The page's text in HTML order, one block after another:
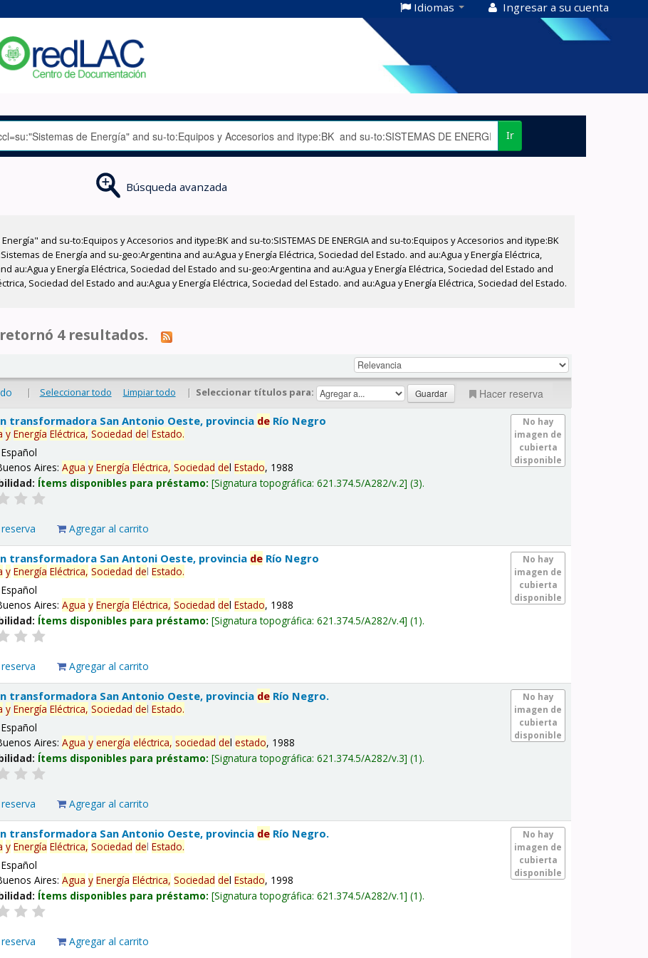
Idiomas Ingresar a su cuenta
Ir
Búsqueda avanzada
and su-to:Equipos y Accesorios and itype:BK and su-to:SISTEMAS DE ENERGIA and su-to:Equipos y Accesorios and itype:BK
de Energía and su-geo:Argentina and au:Agua y Energía Eléctrica, Sociedad del Estado. and au:Agua y Energía Eléctrica,
au:Agua y Energía Eléctrica, Sociedad del Estado and su-geo:Argentina and au:Agua y Energía Eléctrica, Sociedad del Estado and
Sociedad del Estado and au:Agua y Energía Eléctrica, Sociedad del Estado. and au:Agua y Energía Eléctrica, Sociedad del Estado.
4 resultados.
| Seleccionar todo Limpiar todo | Seleccionar títulos para: Hacer reserva
No hay
imagen de
cubierta
disponible
transformadora San Antonio Oeste, provincia de Río Negro
y Energía Eléctrica, Sociedad delEstado.
Español
Aires:Agua y Energía Eléctrica, Sociedad delEstado, 1988
Ítems disponibles para préstamo: Signatura topográfica:621.374.5/A282/v.2 (3).
Agregar al carrito
No hay
imagen de
cubierta
disponible
transformadora San Antoni Oeste, provincia de Río Negro
y Energía Eléctrica, Sociedad delEstado.
Español
Aires:Agua y Energía Eléctrica, Sociedad delEstado, 1988
Ítems disponibles para préstamo: Signatura topográfica:621.374.5/A282/v.4 (1).
Agregar al carrito
No hay
imagen de
cubierta
disponible
transformadora San Antonio Oeste, provincia de Río Negro.
y Energía Eléctrica, Sociedad delEstado.
Español
Aires:Agua y energía eléctrica, sociedad delestado, 1988
Ítems disponibles para préstamo: Signatura topográfica:621.374.5/A282/v.3 (1).
Agregar al carrito
No hay
imagen de
cubierta
disponible
transformadora San Antonio Oeste, provincia de Río Negro.
y Energía Eléctrica, Sociedad delEstado.
Español
Aires:Agua y Energía Eléctrica, Sociedad delEstado, 1998
Ítems disponibles para préstamo: Signatura topográfica:621.374.5/A282/v.1 (1).
Agregar al carrito